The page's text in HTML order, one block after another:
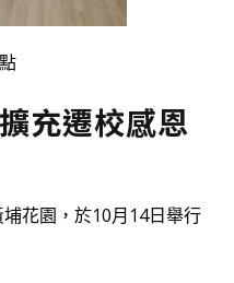
充遷校感恩
花園，於10月14日舉行